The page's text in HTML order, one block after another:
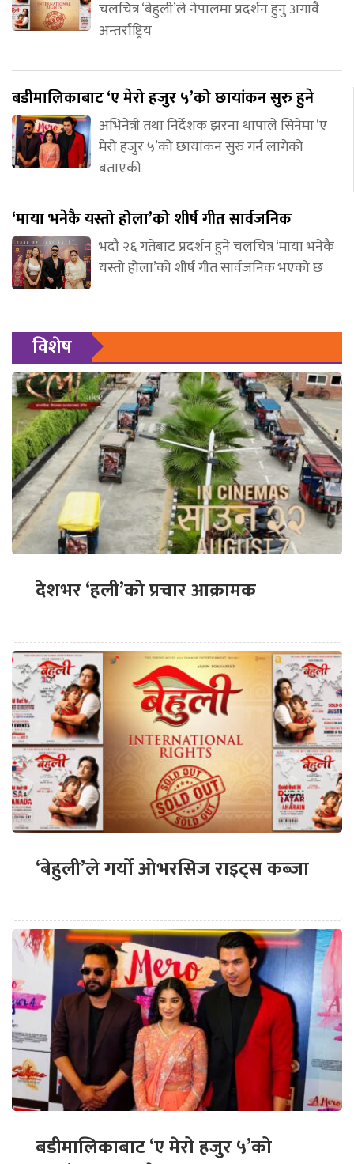
चलचित्र ‘बेहुली’ले नेपालमा प्रदर्शन हुनु अगावै
अन्तर्राष्ट्रिय
बडीमालिकाबाट ‘ए मेरो हजुर ५’को छायांकन सुरु हुने
अभिनेत्री तथा निर्देशक झरना थापाले सिनेमा ‘ए
मेरो हजुर ५’को छायांकन सुरु गर्न लागेको
बताएकी
‘माया भनेकै यस्तो होला’को शीर्ष गीत सार्वजनिक
भदौ २६ गतेबाट प्रदर्शन हुने चलचित्र ‘माया भनेकै
यस्तो होला’को शीर्ष गीत सार्वजनिक भएको छ
विशेष
देशभर ‘हली’को प्रचार आक्रामक
‘बेहुली’ले गर्यो ओभरसिज राइट्स कब्जा
बडीमालिकाबाट ‘ए मेरो हजुर ५’को